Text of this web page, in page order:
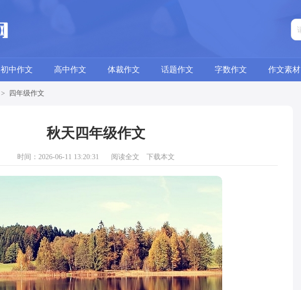
初中作文 高中作文 体裁作文 话题作文 字数作文 作文素材
> 四年级作文
秋天四年级作文
时间：2026-06-11 13:20:31 阅读全文 下载本文